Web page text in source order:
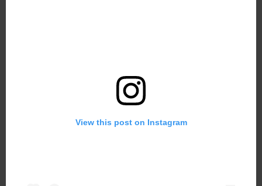
View this post on Instagram